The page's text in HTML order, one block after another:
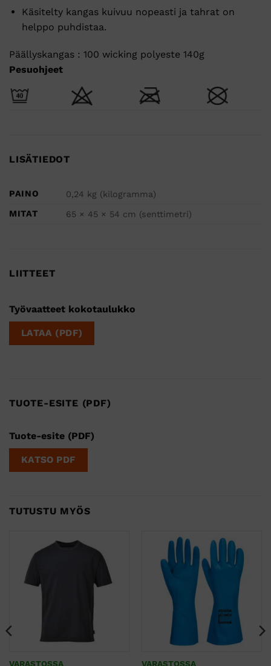
Käsitelty kangas kuivuu nopeasti ja tahrat on
helppo puhdistaa.
Päällyskangas : 100 wicking polyeste 140g
Pesuohjeet
LISÄTIEDOT
PAINO
0,24 kg (kilogramma)
MITAT
65 × 45 × 54 cm (senttimetri)
LIITTEET
Työvaatteet kokotaulukko
LATAA (PDF)
TUOTE-ESITE (PDF)
Tuote-esite (PDF)
KATSO PDF
TUTUSTU MYÖS
VARASTOSSA VARASTOSSA